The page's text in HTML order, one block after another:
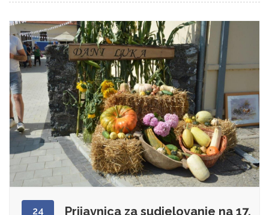
24 Prijavnica za sudjelovanje na 17.